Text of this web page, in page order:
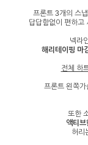
프론트 3개의 스
답답함없이 편하고
넥라
해리테이핑 마
전체 하
프론트 왼쪽
또한
액티
허리